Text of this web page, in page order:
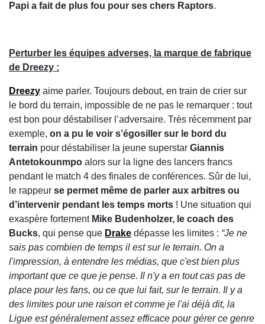
Papi a fait de plus fou pour ses chers Raptors.
Perturber les équipes adverses, la marque de fabrique
de Dreezy :
Dreezy aime parler. Toujours debout, en train de crier sur
le bord du terrain, impossible de ne pas le remarquer : tout
est bon pour déstabiliser l’adversaire. Très récemment par
exemple, on a pu le voir s’égosiller sur le bord du
terrain pour déstabiliser la jeune superstar Giannis
Antetokounmpo alors sur la ligne des lancers francs
pendant le match 4 des finales de conférences. Sûr de lui,
le rappeur se permet même de parler aux arbitres ou
d’intervenir pendant les temps morts ! Une situation qui
exaspère fortement Mike Budenholzer, le coach des
Bucks, qui pense que Drake dépasse les limites : “Je ne
sais pas combien de temps il est sur le terrain. On a
l'impression, à entendre les médias, que c'est bien plus
important que ce que je pense. Il n'y a en tout cas pas de
place pour les fans, ou ce que lui fait, sur le terrain. Il y a
des limites pour une raison et comme je l'ai déjà dit, la
Ligue est généralement assez efficace pour gérer ce genre